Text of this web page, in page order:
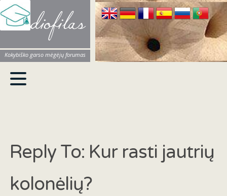
Audiofilas
Kokybiško garso mėgėjų forumas
Reply To: Kur rasti jautrių
kolonėlių?